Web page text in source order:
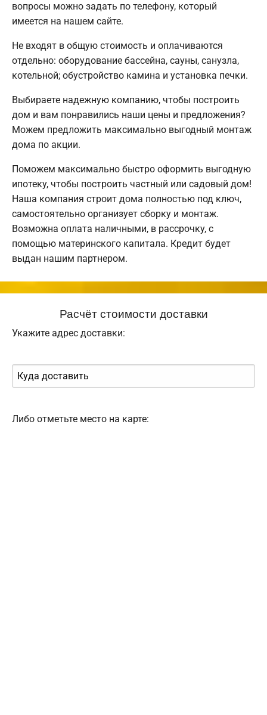
вопросы можно задать по телефону, который
имеется на нашем сайте.
Не входят в общую стоимость и оплачиваются
отдельно: оборудование бассейна, сауны, санузла,
котельной; обустройство камина и установка печки.
Выбираете надежную компанию, чтобы построить
дом и вам понравились наши цены и предложения?
Можем предложить максимально выгодный монтаж
дома по акции.
Поможем максимально быстро оформить выгодную
ипотеку, чтобы построить частный или садовый дом!
Наша компания строит дома полностью под ключ,
самостоятельно организует сборку и монтаж.
Возможна оплата наличными, в рассрочку, с
помощью материнского капитала. Кредит будет
выдан нашим партнером.
Расчёт стоимости доставки
Укажите адрес доставки:
Либо отметьте место на карте: